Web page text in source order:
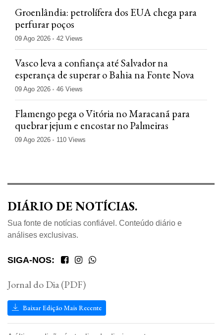
Groenlândia: petrolífera dos EUA chega para
perfurar poços
09 Ago 2026 42 Views
Vasco leva a confiança até Salvador na
esperança de superar o Bahia na Fonte Nova
09 Ago 2026 46 Views
Flamengo pega o Vitória no Maracanã para
quebrar jejum e encostar no Palmeiras
09 Ago 2026 110 Views
DIÁRIO DE NOTÍCIAS.
Sua fonte de notícias confiável. Conteúdo diário e
análises exclusivas.
SIGA-NOS:
Jornal do Dia (PDF)
Baixar Edição Mais Recente